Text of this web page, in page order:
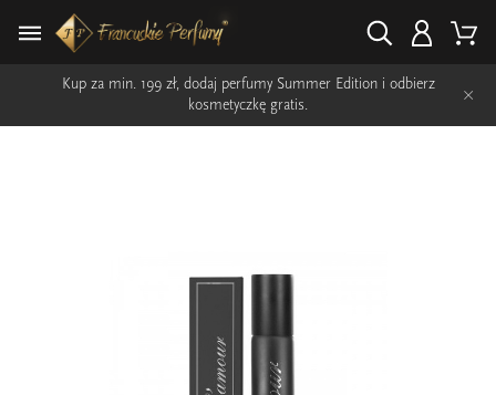
Kup za min. 199 zł, dodaj perfumy Summer Edition i odbierz
kosmetyczkę gratis.
×